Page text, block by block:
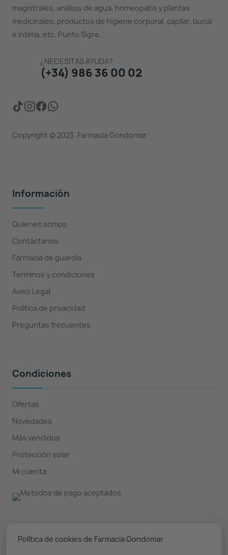
magistrales, análisis de agua, homeopatía y plantas
medicinales, productos de higiene corporal, capilar, bucal
e íntima, etc. Punto Sigre.
¿NECESITAS AYUDA?
(+34) 986 36 00 02
Copyright © 2023. Farmacia Gondomar
Información
Quienes somos
Contáctanos
Farmacia de guardia
Terminos y condiciones
Aviso Legal
Política de privacidad
Preguntas frecuentes
Condiciones
Ofertas
Novedades
Más vendidos
Protección solar
Mi cuenta
Nuestro boletín
Política de cookies de Farmacia Gondomar